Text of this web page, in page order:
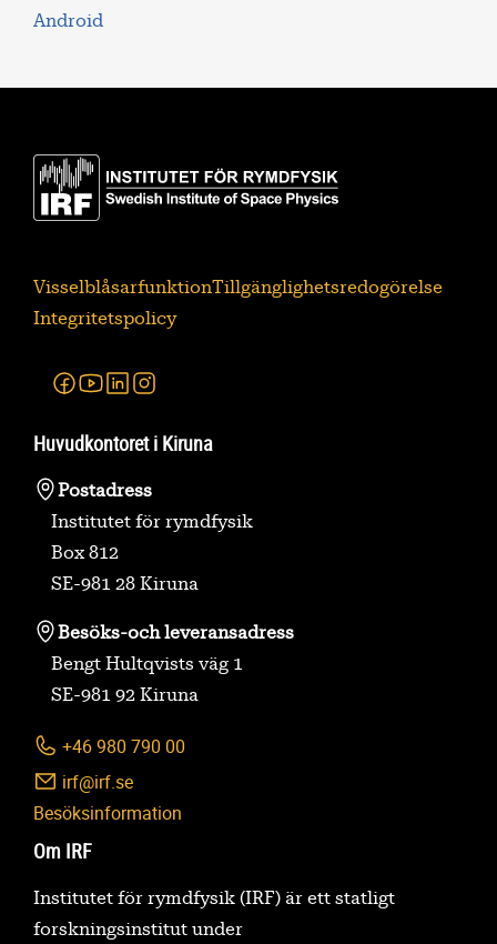
Android
VisselblåsarfunktionTillgänglighetsredogörelse
Integritetspolicy
Facebook
YoutubeLinkedin
Huvudkontoret i Kiruna
Postadress
Institutet för rymdfysik
Box 812
SE-981 28 Kiruna
Besöks-och leveransadress
Bengt Hultqvists väg 1
SE-981 92 Kiruna
+46 980 790 00
irf@irf.se
Besöksinformation
Om IRF
Institutet för rymdfysik (IRF) är ett statligt
forskningsinstitut under